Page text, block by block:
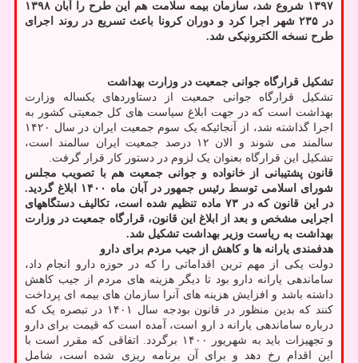
۱۳۹۷ شروع شد، سازمان بیمه سلامت هم این طرح را آبان ۱۳۹۸
در ۲۳۵ شهر اجرا کرد و دوران کرونا باعث تسریع در روند اجرای
طرح نسخه الکترونیکی شد.
تشکیل قرارگاه جوانی جمعیت در وزارت بهداشت
تشکیل قرارگاه جوانی جمعیت از دستاوردهای یکساله وزارت
بهداشت است که در جهت ابلاغ سیاست های کل جمعیتی کشور به
اجرا گذاشته شد، از آنجائیکه یک سوم جمعیت ایران در سال ۱۴۲۰
سالمند می شوند و الان ۱۲ درصد جمعیت ایران سالمند است،
تشکیل این قرارگاه بعنوان یک لزوم در دستور کار قرار گرفت.
قانون پشتیبانی از خانواده و جوانی جمعیت هم با تصویب مجلس
شورای اسلامی توسط رئیس جمهور در آبان ماه ۱۴۰۰ ابلاغ گردید.
در این قانون که در ۷۳ ماده تنظیم شده است، تکالیف دستگاههای
اجرایی مشخص و بعد از ابلاغ این قانون، قرارگاه جمعیت در وزارت
بهداشت به ریاست وزیر بهداشت تشکیل شد.
هدفمندی یارانه ها و کاهش از جیب مردم برای دارو
دولت یکی از مهم ترین اقداماتی را که در حوزه دارو انجام داد،
ساماندهی یارانه دارو بود تا دیگر هزینه های مردم از جیب کاهش
داشته باشد و افزایش هزینه های آنرا سازمان های بیمه ای پرداخت
کنند که بدین منظور در قانون بودجه سال ۱۴۰۱ در تبصره یک که
درباره ساماندهی یارانه د ارو است، آمده است که قیمت برای دارو
و تجهیزات باید به شهریور ۱۴۰۰ برگردد. اتفاقی که مقرر است با
این اقدام رخ دهد و برای آن برنامه ریزی شده است، شامل